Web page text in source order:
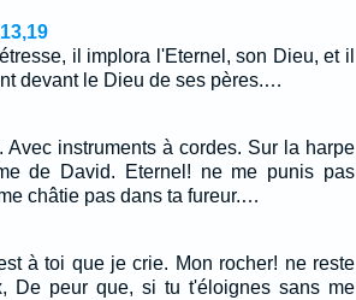
il implora l'Eternel, son Dieu, et il
devant le Dieu de ses pères.…
Avec instruments à cordes. Sur la harpe
de David. Eternel! ne me punis pas
châtie pas dans ta fureur.…
à toi que je crie. Mon rocher! ne reste
De peur que, si tu t'éloignes sans me